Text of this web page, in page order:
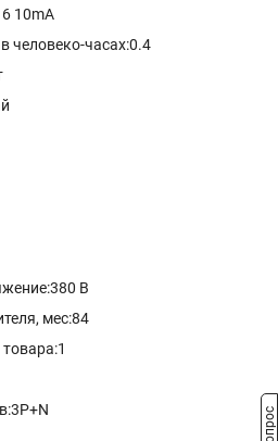
10mA
человеко-часах:0.4
В
мес:84